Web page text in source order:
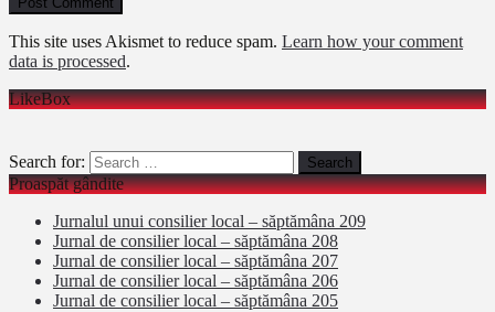
This site uses Akismet to reduce spam. Learn how your comment
data is processed.
LikeBox
Search for:
Proaspăt gândite
Jurnalul unui consilier local – săptămâna 209
Jurnal de consilier local – săptămâna 208
Jurnal de consilier local – săptămâna 207
Jurnal de consilier local – săptămâna 206
Jurnal de consilier local – săptămâna 205